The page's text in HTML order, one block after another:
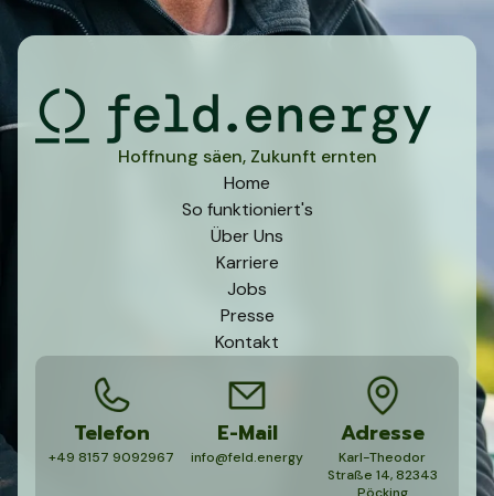
Hoffnung säen, Zukunft ernten
Home
So funktioniert's
Über Uns
Karriere
Jobs
Presse
Kontakt
Telefon
+49 8157 9092967
E-Mail
info@feld.energy
Adresse
Karl-Theodor
Straße 14, 82343